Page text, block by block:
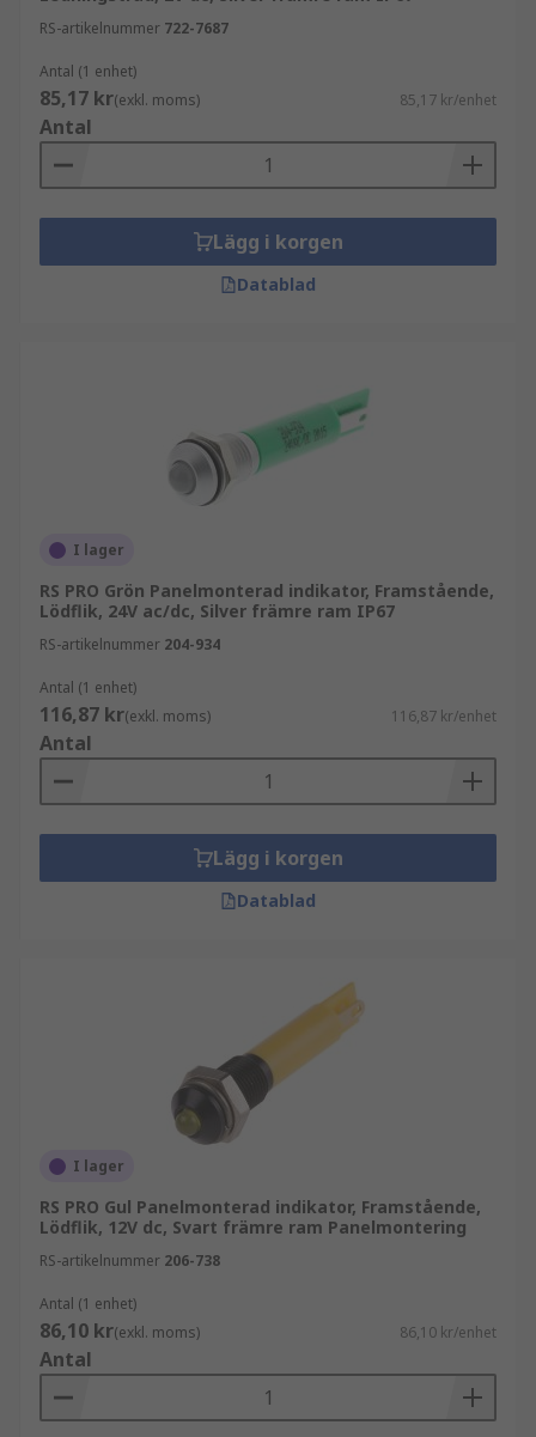
RS-artikelnummer 722-7687
Antal (1 enhet)
85,17 kr(exkl. moms) 85,17 kr/enhet
Antal
Lägg i korgen
Datablad
I lager
RS PRO Grön Panelmonterad indikator, Framstående,
Lödflik, 24V ac/dc, Silver främre ram IP67
RS-artikelnummer 204-934
Antal (1 enhet)
116,87 kr(exkl. moms) 116,87 kr/enhet
Antal
Lägg i korgen
Datablad
I lager
RS PRO Gul Panelmonterad indikator, Framstående,
Lödflik, 12V dc, Svart främre ram Panelmontering
RS-artikelnummer 206-738
Antal (1 enhet)
86,10 kr(exkl. moms) 86,10 kr/enhet
Antal